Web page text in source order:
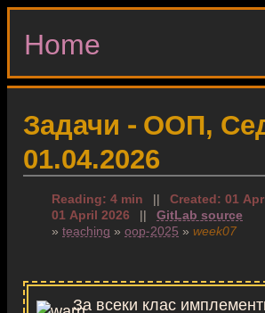
Home
Задачи - ООП,
01.04.2026
Reading: 4 min || Created: 01
01 April 2026 || GitLab source
» teaching » oop-2025 » week07
За всеки клас